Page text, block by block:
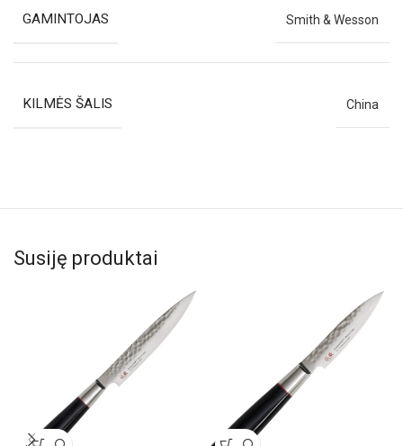
GAMINTOJAS Smith & Wesson
KILMĖS ŠALIS China
Susiję produktai